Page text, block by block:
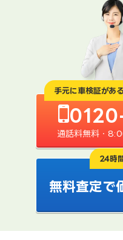
手元に車検証があ
通話料無料・
24時
無料査定で